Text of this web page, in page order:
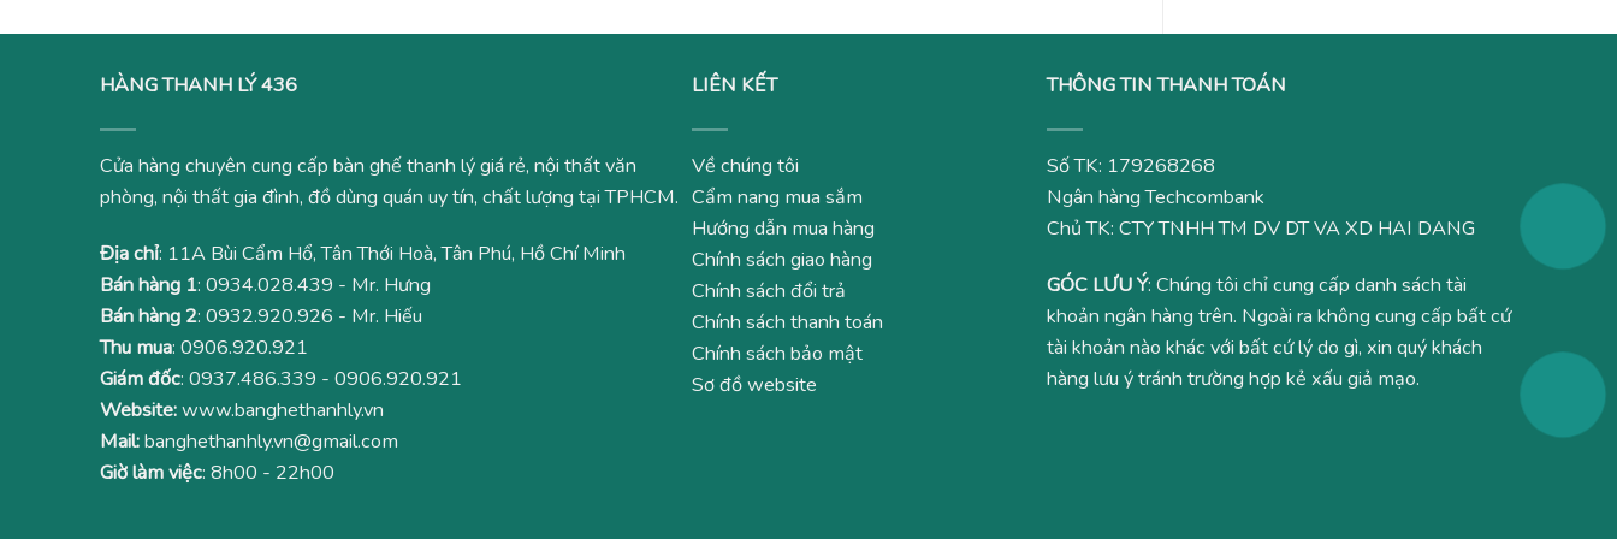
HÀNG THANH LÝ 436
Cửa hàng chuyên cung cấp bàn ghế thanh lý giá rẻ, nội thất văn
phòng, nội thất gia đình, đồ dùng quán uy tín, chất lượng tại TPHCM.
Địa chỉ: 11A Bùi Cẩm Hổ, Tân Thới Hoà, Tân Phú, Hồ Chí Minh
Bán hàng 1: 0934.028.439 - Mr. Hưng
Bán hàng 2: 0932.920.926 - Mr. Hiếu
Thu mua: 0906.920.921
Giám đốc: 0937.486.339 - 0906.920.921
Website:www.banghethanhly.vn
Mail:banghethanhly.vn@gmail.com
Giờ làm việc: 8h00 - 22h00
LIÊN KẾT
Về chúng tôi
Cẩm nang mua sắm
Hướng dẫn mua hàng
Chính sách giao hàng
Chính sách đổi trả
Chính sách thanh toán
Chính sách bảo mật
Sơ đồ website
THÔNG TIN THANH TOÁN
Số TK: 179268268
Ngân hàng Techcombank
Chủ TK: CTY TNHH TM DV DT VA XD HAI DANG
GÓC LƯU Ý: Chúng tôi chỉ cung cấp danh sách tài
khoản ngân hàng trên. Ngoài ra không cung cấp bất cứ
tài khoản nào khác với bất cứ lý do gì, xin quý khách
hàng lưu ý tránh trường hợp kẻ xấu giả mạo.